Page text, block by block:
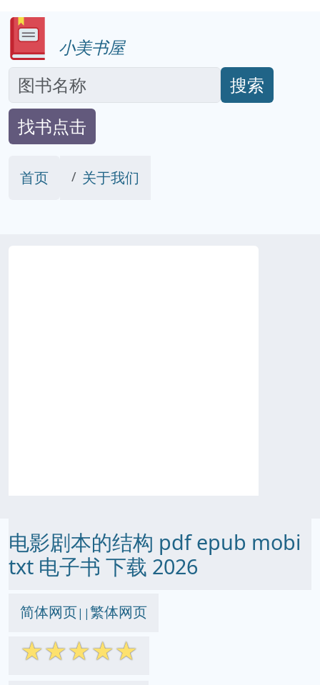
小美书屋
搜索
找书点击
首页 关于我们
电影剧本的结构 pdf epub mobi
txt 电子书 下载 2026
简体网页||繁体网页
☆☆☆☆☆